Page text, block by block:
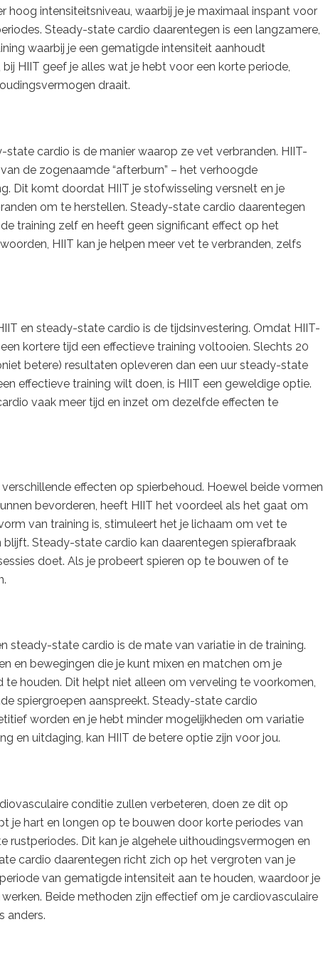
hoog intensiteitsniveau, waarbij je je maximaal inspant voor
Steady-state cardio daarentegen is een langzamere,
waarbij je een gematigde intensiteit aanhoudt
HIIT geef je alles wat je hebt voor een korte periode,
draait.
state cardio is de manier waarop ze vet verbranden. HIIT-
de zogenaamde “afterburn” – het verhoogde
Dit komt doordat HIIT je stofwisseling versnelt en je
om te herstellen. Steady-state cardio daarentegen
training zelf en heeft geen significant effect op het
HIIT kan je helpen meer vet te verbranden, zelfs
en steady-state cardio is de tijdsinvestering. Omdat HIIT-
kortere tijd een effectieve training voltooien. Slechts 20
betere) resultaten opleveren dan een uur steady-state
effectieve training wilt doen, is HIIT een geweldige optie.
vaak meer tijd en inzet om dezelfde effecten te
effecten op spierbehoud. Hoewel beide vormen
bevorderen, heeft HIIT het voordeel als het gaat om
van training is, stimuleert het je lichaam om vet te
Steady-state cardio kan daarentegen spierafbraak
doet. Als je probeert spieren op te bouwen of te
steady-state cardio is de mate van variatie in de training.
en bewegingen die je kunt mixen en matchen om je
te houden. Dit helpt niet alleen om verveling te voorkomen,
spiergroepen aanspreekt. Steady-state cardio
worden en je hebt minder mogelijkheden om variatie
en uitdaging, kan HIIT de betere optie zijn voor jou.
conditie zullen verbeteren, doen ze dit op
je hart en longen op te bouwen door korte periodes van
rustperiodes. Dit kan je algehele uithoudingsvermogen en
cardio daarentegen richt zich op het vergroten van je
van gematigde intensiteit aan te houden, waardoor je
Beide methoden zijn effectief om je cardiovasculaire
anders.